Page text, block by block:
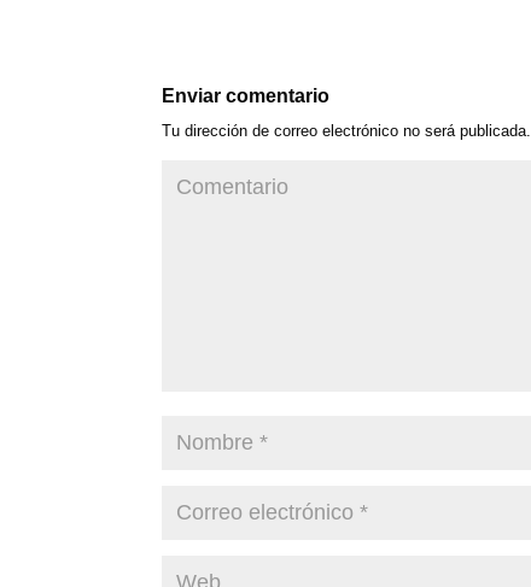
Enviar comentario
Tu dirección de correo electrónico no será publicada.